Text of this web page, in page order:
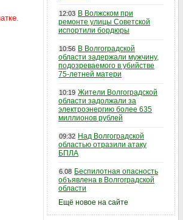
12:03 В Волжском при
ремонте улицы Советской
испортили бордюры
10:56 В Волгоградской
области задержали мужчину,
подозреваемого в убийстве
75-летней матери
10:19 Жители Волгоградской
области задолжали за
электроэнергию более 635
миллионов рублей
09:32 Над Волгоградской
областью отразили атаку
БПЛА
6.08 Беспилотная опасность
объявлена в Волгоградской
области
Ещё новое на сайте